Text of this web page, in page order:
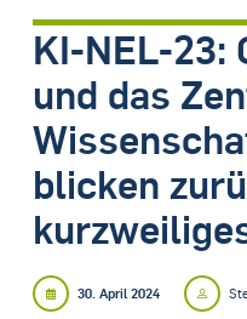
KI-NEL-23:
und das
blicken
30. April 2024